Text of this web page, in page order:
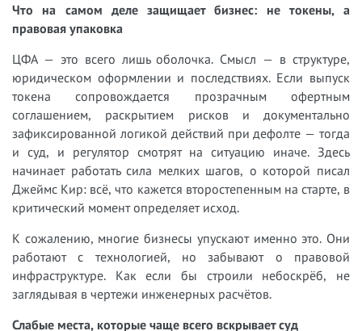
Что на самом деле защищает бизнес: не токены, а
правовая упаковка
ЦФА — это всего лишь оболочка. Смысл — в структуре,
юридическом оформлении и последствиях. Если выпуск
токена сопровождается прозрачным офертным
соглашением, раскрытием рисков и документально
зафиксированной логикой действий при дефолте — тогда
и суд, и регулятор смотрят на ситуацию иначе. Здесь
начинает работать сила мелких шагов, о которой писал
Джеймс Кир: всё, что кажется второстепенным на старте, в
критический момент определяет исход.
К сожалению, многие бизнесы упускают именно это. Они
работают с технологией, но забывают о правовой
инфраструктуре. Как если бы строили небоскрёб, не
заглядывая в чертежи инженерных расчётов.
Слабые места, которые чаще всего вскрывает суд